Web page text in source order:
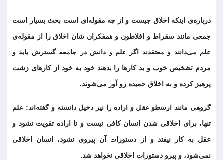
درباره‌ی اینکه اخلاق چیست و از چه مقوله‌ای است بحث بسیار است
جمعی مانند سقراط و افلاطون و همفکران شان اخلاق را از مقوله‌ی
علم می‌دانند و معتقدند اگر علم و دانش در جامعه گسترش یابد و
مردم تشخیص خوب و بد کارها را بدهند خود به خود از کارهای زشت
پرهیز کرده و به اخلاق حمیده رو آور می‌شوند.
گروهی مانند ارسطو عقل و اراده را نیز دخیل دانسته و گفته‌اند: علم
تنها، برای اخلاقی شدن انسان کافی نیست و تا اراده تقویت نشود و
عقل به کار نیفتد و از دستورات آن پیروی نشود، انسان اخلاقی
نمی‌شود، و پیرو دستورات اخلاقی نخواهد شد.